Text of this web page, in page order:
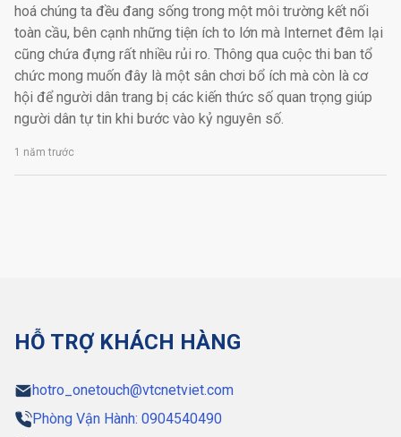
hoá chúng ta đều đang sống trong một môi trường kết nối
toàn cầu, bên cạnh những tiện ích to lớn mà Internet đêm lại
cũng chứa đựng rất nhiều rủi ro. Thông qua cuộc thi ban tổ
chức mong muốn đây là một sân chơi bổ ích mà còn là cơ
hội để người dân trang bị các kiến thức số quan trọng giúp
người dân tự tin khi bước vào kỷ nguyên số.
1 năm trước
HỖ TRỢ KHÁCH HÀNG
hotro_onetouch@vtcnetviet.com
Phòng Vận Hành: 0904540490